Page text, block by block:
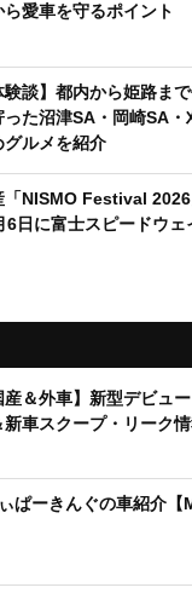
ら愛車を守るポイント
験談】都内から姫路ま
った沼津SA・岡崎SA
グルメを紹介
「NISMO Festival
6日に富士スピードウェ
産＆外車】新型デビュ
新車スクープ・リーク
ぱーきんぐの車紹介【